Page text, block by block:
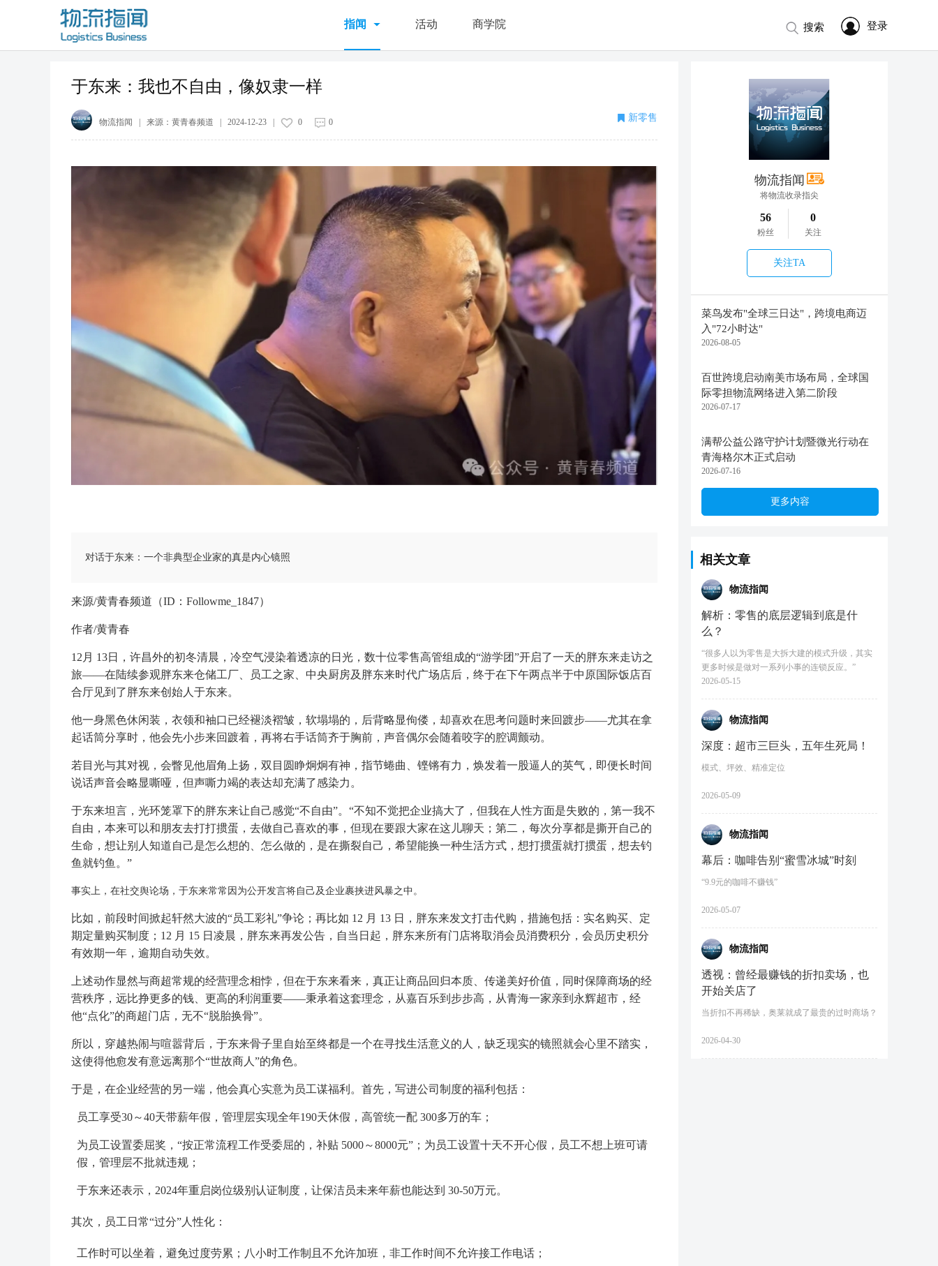
指闻 活动 商学院 登录
搜索
物流指闻
将物流收录指尖
56
粉丝
0
关注
关注TA
菜鸟发布"全球三日达"，跨境电商迈
入"72小时达"
2026-08-05
百世跨境启动南美市场布局，全球国
际零担物流网络进入第二阶段
2026-07-17
满帮公益公路守护计划暨微光行动在
青海格尔木正式启动
2026-07-16
更多内容
相关文章
物流指闻
解析：零售的底层逻辑到底是什
么？
“很多人以为零售是大拆大建的模式升级，其实
更多时候是做对一系列小事的连锁反应。”
2026-05-15
物流指闻
深度：超市三巨头，五年生死局！
模式、坪效、精准定位
2026-05-09
物流指闻
幕后：咖啡告别“蜜雪冰城”时刻
“9.9元的咖啡不赚钱”
2026-05-07
物流指闻
透视：曾经最赚钱的折扣卖场，也
开始关店了
当折扣不再稀缺，奥莱就成了最贵的过时商场？
2026-04-30
于东来：我也不自由，像奴隶一样
物流指闻 | 来源： 黄青春频道 2024-12-23 0 0 新零售
对话于东来：一个非典型企业家的真是内心镜照
来源/黄青春频道（ID：Followme_1847）
作者/黄青春
12月 13日，许昌外的初冬清晨，冷空气浸染着透凉的日光，数十位零售高管组成的“游学团”开启了一天的胖东来走访之
旅——在陆续参观胖东来仓储工厂、员工之家、中央厨房及胖东来时代广场店后，终于在下午两点半于中原国际饭店百
合厅见到了胖东来创始人于东来。
他一身黑色休闲装，衣领和袖口已经褪淡褶皱，软塌塌的，后背略显佝偻，却喜欢在思考问题时来回踱步——尤其在拿
起话筒分享时，他会先小步来回踱着，再将右手话筒齐于胸前，声音偶尔会随着咬字的腔调颤动。
若目光与其对视，会瞥见他眉角上扬，双目圆睁炯炯有神，指节蜷曲、铿锵有力，焕发着一股逼人的英气，即便长时间
说话声音会略显嘶哑，但声嘶力竭的表达却充满了感染力。
于东来坦言，光环笼罩下的胖东来让自己感觉“不自由”。“不知不觉把企业搞大了，但我在人性方面是失败的，第一我不
自由，本来可以和朋友去打打掼蛋，去做自己喜欢的事，但现在要跟大家在这儿聊天；第二，每次分享都是撕开自己的
生命，想让别人知道自己是怎么想的、怎么做的，是在撕裂自己，希望能换一种生活方式，想打掼蛋就打掼蛋，想去钓
鱼就钓鱼。”
事实上，在社交舆论场，于东来常常因为公开发言将自己及企业裹挟进风暴之中。
比如，前段时间掀起轩然大波的“员工彩礼”争论；再比如 12 月 13 日，胖东来发文打击代购，措施包括：实名购买、定
期定量购买制度；12 月 15 日凌晨，胖东来再发公告，自当日起，胖东来所有门店将取消会员消费积分，会员历史积分
有效期一年，逾期自动失效。
上述动作显然与商超常规的经营理念相悖，但在于东来看来，真正让商品回归本质、传递美好价值，同时保障商场的经
营秩序，远比挣更多的钱、更高的利润重要——秉承着这套理念，从嘉百乐到步步高，从青海一家亲到永辉超市，经
他“点化”的商超门店，无不“脱胎换骨”。
所以，穿越热闹与喧嚣背后，于东来骨子里自始至终都是一个在寻找生活意义的人，缺乏现实的镜照就会心里不踏实，
这使得他愈发有意远离那个“世故商人”的角色。
于是，在企业经营的另一端，他会真心实意为员工谋福利。首先，写进公司制度的福利包括：
员工享受30～40天带薪年假，管理层实现全年190天休假，高管统一配 300多万的车；
为员工设置委屈奖，“按正常流程工作受委屈的，补贴 5000～8000元”；为员工设置十天不开心假，员工不想上班可请
假，管理层不批就违规；
于东来还表示，2024年重启岗位级别认证制度，让保洁员未来年薪也能达到 30-50万元。
其次，员工日常“过分”人性化：
工作时可以坐着，避免过度劳累；八小时工作制且不允许加班，非工作时间不允许接工作电话；